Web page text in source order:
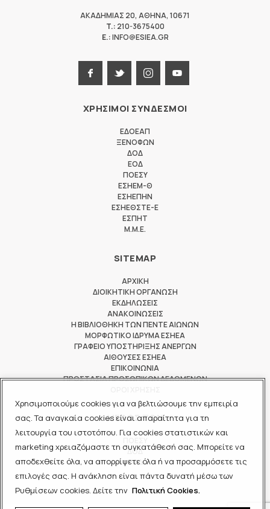
Χρησιμοποιούμε cookies για να βελτιώσουμε την εμπειρία
σας. Τα αναγκαία cookies είναι απαραίτητα για τη
λειτουργία του ιστοτόπου. Για cookies στατιστικών και
marketing χρειαζόμαστε τη συγκατάθεσή σας. Μπορείτε να
αποδεχθείτε όλα, να απορρίψετε όλα ή να προσαρμόσετε τις
επιλογές σας. Η ανάκληση είναι πάντα δυνατή μέσω των
Ρυθμίσεων cookies. Δείτε την Πολιτική Cookies.
ΑΚΑΔΗΜΙΑΣ 20, ΑΘΗΝΑ, 10671
T.: 210-3675400
E.:INFO@ESIEA.GR
ΧΡΗΣΙΜΟΙ ΣΥΝΔΕΣΜΟΙ
ΕΔΟΕΑΠ
ΞΕΝΟΦΩΝ
ΔΟΔ
ΕΟΔ
ΠΟΕΣΥ
ΕΣΗΕΜ-Θ
ΕΣΗΕΠΗΝ
ΕΣΗΕΘΣΤΕ-Ε
ΕΣΠΗΤ
M.M.E.
SITEMAP
ΑΡΧΙΚΗ
ΔΙΟΙΚΗΤΙΚΗ ΟΡΓΑΝΩΣΗ
ΕΚΔΗΛΩΣΕΙΣ
ΑΝΑΚΟΙΝΩΣΕΙΣ
Η ΒΙΒΛΙΟΘΗΚΗ ΤΩΝ ΠΕΝΤΕ ΑΙΩΝΩΝ
ΜΟΡΦΩΤΙΚΟ ΙΔΡΥΜΑ ΕΣΗΕΑ
ΓΡΑΦΕΙΟ ΥΠΟΣΤΗΡΙΞΗΣ ΑΝΕΡΓΩΝ
ΑΙΘΟΥΣΕΣ ΕΣΗΕΑ
ΕΠΙΚΟΙΝΩΝΙΑ
ΠΡΟΣΤΑΣΙΑ ΠΡΟΣΩΠΙΚΩΝ ΔΕΔΟΜΕΝΩΝ
ΜΕΛΟΣ ΤΩΝ
ΔΟΔ
ΕΟΔ